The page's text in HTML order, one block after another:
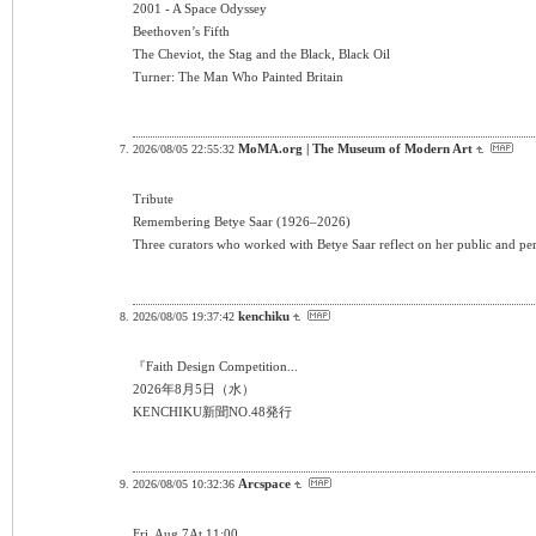
2001 - A Space Odyssey
Beethoven’s Fifth
The Cheviot, the Stag and the Black, Black Oil
Turner: The Man Who Painted Britain
2026/08/05 22:55:32 MoMA.org | The Museum of Modern Art
Tribute
Remembering Betye Saar (1926–2026)
Three curators who worked with Betye Saar reflect on her public and
2026/08/05 19:37:42 kenchiku
『Faith Design Competition...
2026年8月5日（水）
KENCHIKU新聞NO.48発行
2026/08/05 10:32:36 Arcspace